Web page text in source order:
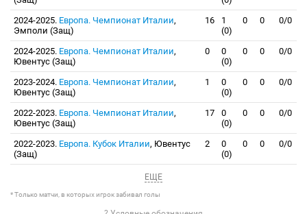
2024-2025. Европа. Чемпионат Италии,
Эмполи (Защ)
16
1
(0)
0 0 0/0
2024-2025. Европа. Чемпионат Италии,
Ювентус (Защ)
0
0
(0)
0 0 0/0
2023-2024. Европа. Чемпионат Италии,
Ювентус (Защ)
1
0
(0)
0 0 0/0
2022-2023. Европа. Чемпионат Италии,
Ювентус (Защ)
17
0
(0)
0 0 0/0
2022-2023. Европа. Кубок Италии, Ювентус
(Защ)
2
0
(0)
0 0 0/0
ЕЩЕ
* Только матчи, в которых игрок забивал голы